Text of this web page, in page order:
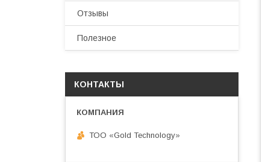
Отзывы
Полезное
КОНТАКТЫ
ТОО «Gold Technology»